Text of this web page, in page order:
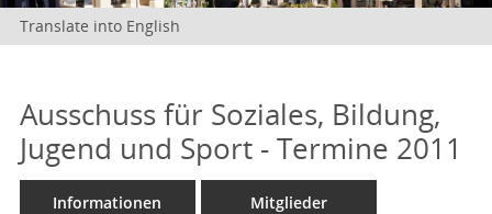
Translate into English
Ausschuss für Soziales, Bildung,
Jugend und Sport - Termine 2011
Informationen Mitglieder